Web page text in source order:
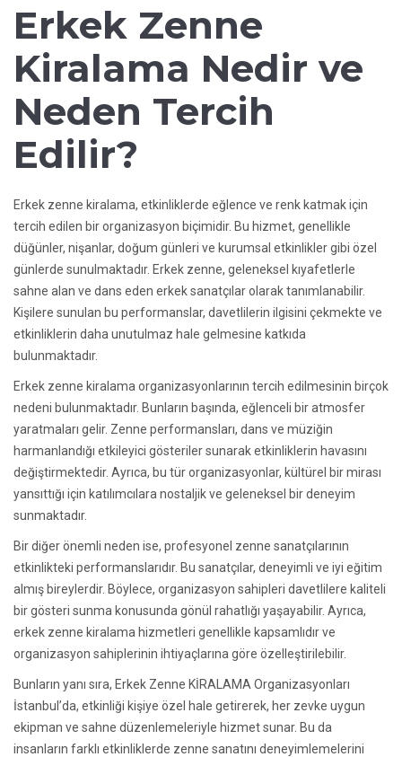
Erkek Zenne
Kiralama Nedir ve
Neden Tercih
Edilir?
Erkek zenne kiralama, etkinliklerde eğlence ve renk katmak için
tercih edilen bir organizasyon biçimidir. Bu hizmet, genellikle
düğünler, nişanlar, doğum günleri ve kurumsal etkinlikler gibi özel
günlerde sunulmaktadır. Erkek zenne, geleneksel kıyafetlerle
sahne alan ve dans eden erkek sanatçılar olarak tanımlanabilir.
Kişilere sunulan bu performanslar, davetlilerin ilgisini çekmekte ve
etkinliklerin daha unutulmaz hale gelmesine katkıda
bulunmaktadır.
Erkek zenne kiralama organizasyonlarının tercih edilmesinin birçok
nedeni bulunmaktadır. Bunların başında, eğlenceli bir atmosfer
yaratmaları gelir. Zenne performansları, dans ve müziğin
harmanlandığı etkileyici gösteriler sunarak etkinliklerin havasını
değiştirmektedir. Ayrıca, bu tür organizasyonlar, kültürel bir mirası
yansıttığı için katılımcılara nostaljik ve geleneksel bir deneyim
sunmaktadır.
Bir diğer önemli neden ise, profesyonel zenne sanatçılarının
etkinlikteki performanslarıdır. Bu sanatçılar, deneyimli ve iyi eğitim
almış bireylerdir. Böylece, organizasyon sahipleri davetlilere kaliteli
bir gösteri sunma konusunda gönül rahatlığı yaşayabilir. Ayrıca,
erkek zenne kiralama hizmetleri genellikle kapsamlıdır ve
organizasyon sahiplerinin ihtiyaçlarına göre özelleştirilebilir.
Bunların yanı sıra, Erkek Zenne KİRALAMA Organizasyonları
İstanbul’da, etkinliği kişiye özel hale getirerek, her zevke uygun
ekipman ve sahne düzenlemeleriyle hizmet sunar. Bu da
insanların farklı etkinliklerde zenne sanatını deneyimlemelerini